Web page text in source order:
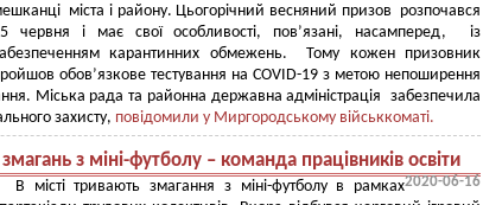
міста і району. Цьогорічний весняний призов розпочався
червня і має свої особливості, пов’язані, насамперед, із
карантинних обмежень. Тому кожен призовник
обов’язкове тестування на COVID-19 з метою непоширення
Міська рада та районна державна адміністрація забезпечила
захисту, повідомили у Миргородському військкоматі.
з міні-футболу – команда працівників освіти
2020-06-16
В місті тривають змагання з міні-футболу в рамках